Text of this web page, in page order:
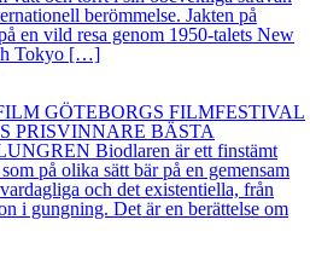
berömmelse. Jakten på
en vild resa genom 1950-talets New
Tokyo […]
GÖTEBORGS FILMFESTIVAL
PRISVINNARE BÄSTA
Biodlaren är ett finstämt
på olika sätt bär på en gemensam
och det existentiella, från
i gungning. Det är en berättelse om